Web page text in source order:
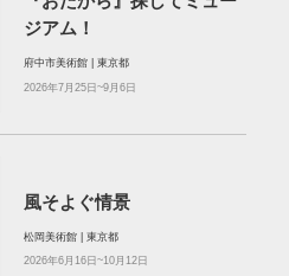
ジアム！
府中市美術館 | 東京都
2026年7月25日~9月6日
風そよぐ情景
松岡美術館 | 東京都
2026年6月16日~10月12日